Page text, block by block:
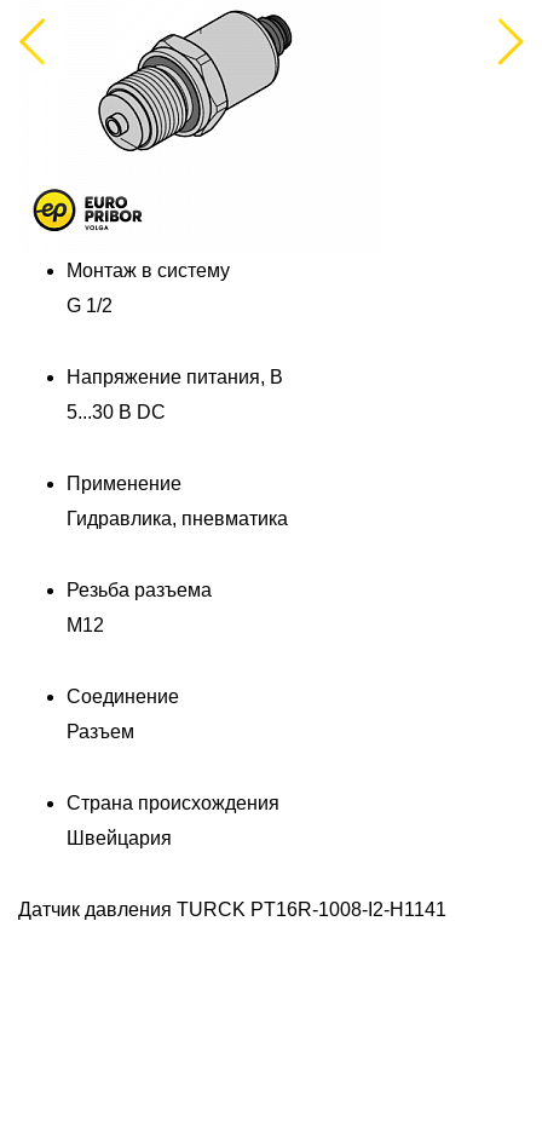
Previous
Монтаж в систему
G 1/2
Напряжение питания, В
5...30 В DC
Применение
Гидравлика, пневматика
Резьба разъема
M12
Соединение
Разъем
Страна происхождения
Швейцария
Датчик давления TURCK PT16R-1008-I2-H1141
Next